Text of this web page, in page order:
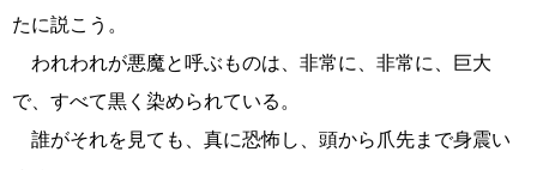
たに説こう。
われわれが悪魔と呼ぶものは、非常に、非常に、巨大
で、すべて黒く染められている。
誰がそれを見ても、真に恐怖し、頭から爪先まで身震い